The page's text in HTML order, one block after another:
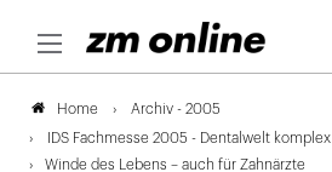
Home Archiv - 2005
IDS Fachmesse 2005 - Dentalwelt komplex
Winde des Lebens – auch für Zahnärzte